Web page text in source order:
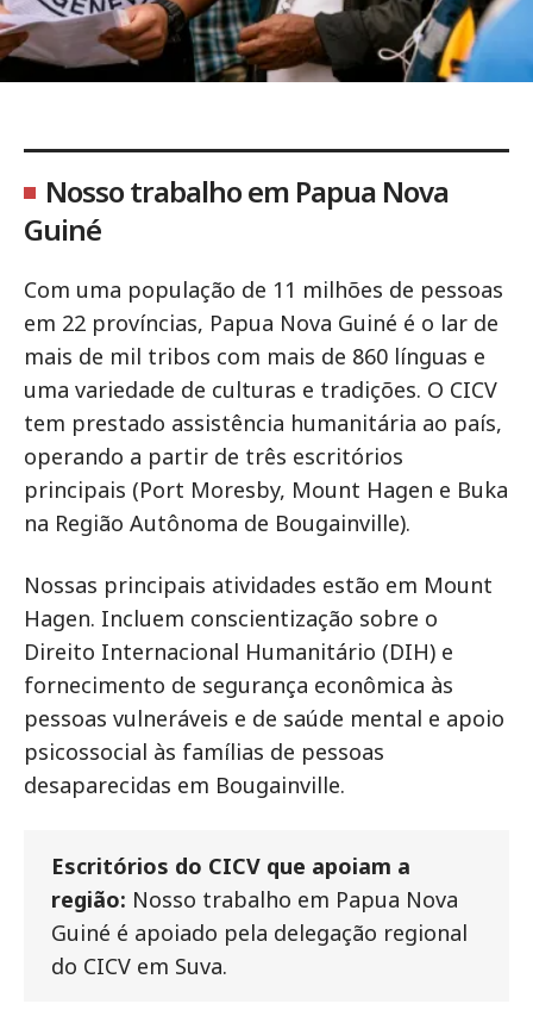
Nosso trabalho em Papua Nova
Guiné
Com uma população de 11 milhões de pessoas
em 22 províncias, Papua Nova Guiné é o lar de
mais de mil tribos com mais de 860 línguas e
uma variedade de culturas e tradições. O CICV
tem prestado assistência humanitária ao país,
operando a partir de três escritórios
principais (Port Moresby, Mount Hagen e Buka
na Região Autônoma de Bougainville).
Nossas principais atividades estão em Mount
Hagen. Incluem conscientização sobre o
Direito Internacional Humanitário (DIH) e
fornecimento de segurança econômica às
pessoas vulneráveis e de saúde mental e apoio
psicossocial às famílias de pessoas
desaparecidas em Bougainville.
Escritórios do CICV que apoiam a
região: Nosso trabalho em Papua Nova
Guiné é apoiado pela delegação regional
do CICV em Suva.